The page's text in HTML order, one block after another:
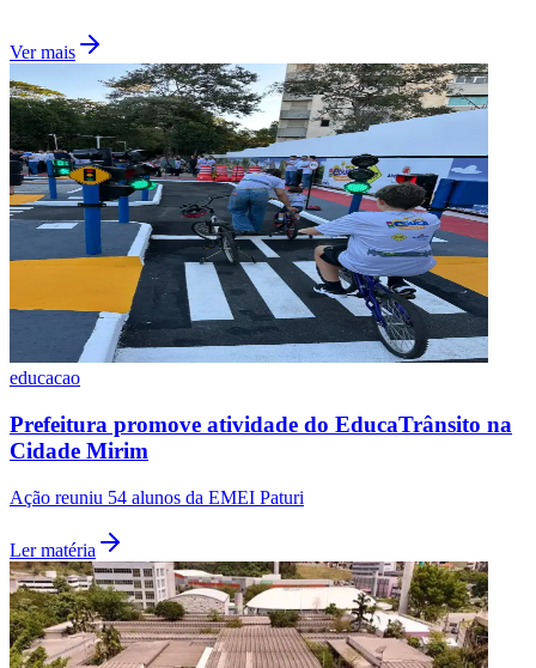
Internacional
Ver mais
educacao
Prefeitura promove atividade do EducaTrânsito na
Cidade Mirim
Ação reuniu 54 alunos da EMEI Paturi
Ler matéria